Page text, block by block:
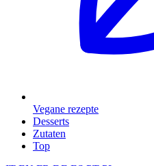
Vegane rezepte
Desserts
Zutaten
Top